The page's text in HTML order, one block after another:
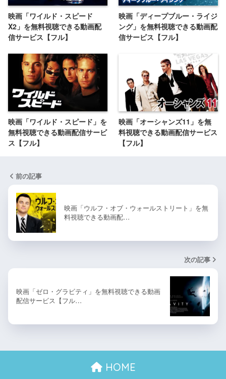
映画「ワイルド・スピード
X2」を無料視聴できる動画配
信サービス【フル】
映画「ディープブルー・ライジ
ング」を無料視聴できる動画配
信サービス【フル】
映画「ワイルド・スピード」を
無料視聴できる動画配信サービ
ス【フル】
映画「オーシャンズ11」を無
料視聴できる動画配信サービス
【フル】
前の記事
映画「ウルフ・オブ・ウォールストリート」を無
料視聴できる動画配…
次の記事
映画「ゼロ・グラビティ」を無料視聴できる動画
配信サービス【フル…
HOME